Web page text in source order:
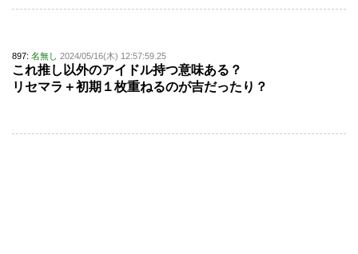
897: 名無し 2024/05/16(木) 12:57:59.25
これ推し以外のアイドル持つ意味ある？
リセマラ＋初期１枚重ねるのが吉だったり？